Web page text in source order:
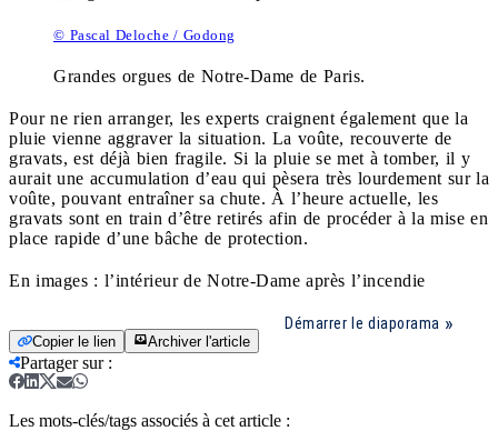
© Pascal Deloche / Godong
Grandes orgues de Notre-Dame de Paris.
Pour ne rien arranger, les experts craignent également que la
pluie vienne aggraver la situation. La voûte, recouverte de
gravats, est déjà bien fragile. Si la pluie se met à tomber, il y
aurait une accumulation d’eau qui pèsera très lourdement sur la
voûte, pouvant entraîner sa chute. À l’heure actuelle, les
gravats sont en train d’être retirés afin de procéder à la mise en
place rapide d’une bâche de protection.
En images : l’intérieur de Notre-Dame après l’incendie
Démarrer le diaporama
Copier le lien Archiver l'article
Partager sur:
Les mots-clés/tags associés à cet article :